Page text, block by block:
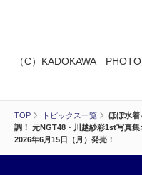
TOP トピックス一覧
ほぼ水着
調！ 元NGT48・川越紗彩1st写真集
2026年6月15日（月）発売！
（C）KADOKAWA